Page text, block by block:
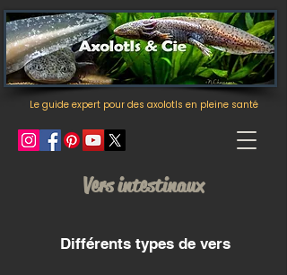
Le guide expert pour des axolotls en pleine santé
Vers intestinaux
Différents types de vers